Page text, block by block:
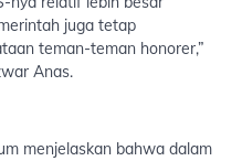
juga tetap
teman-teman honorer,”
Anas.
menjelaskan bahwa dalam